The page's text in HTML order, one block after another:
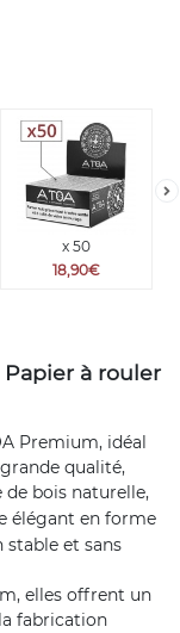
x 50
18,90€
à rouler
Premium, idéal
qualité,
de bois naturelle,
élégant en forme
et sans
elles offrent un
fabrication